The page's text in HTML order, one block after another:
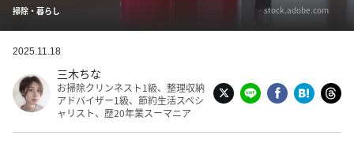
掃除・暮らし stock.adobe.com
2025.11.18
三木ちな
お掃除クリンネスト1級、整理収納
アドバイザー1級、節約生活スペシ
ャリスト、歴20年業スーマニア